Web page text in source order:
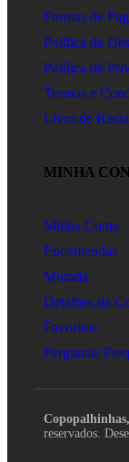
Formas de
Política de
Política de
Termos e
Livro de
MINHA
Minha Conta
Encomendas
Morada
Detalhes da
Favoritos
Perguntas
reservados.